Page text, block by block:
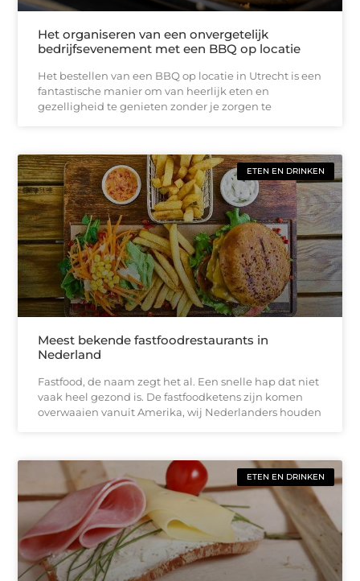
Het organiseren van een onvergetelijk
bedrijfsevenement met een BBQ op locatie
Het bestellen van een BBQ op locatie in Utrecht is een
fantastische manier om van heerlijk eten en
gezelligheid te genieten zonder je zorgen te
ETEN EN DRINKEN
Meest bekende fastfoodrestaurants in
Nederland
Fastfood, de naam zegt het al. Een snelle hap dat niet
vaak heel gezond is. De fastfoodketens zijn komen
overwaaien vanuit Amerika, wij Nederlanders houden
ETEN EN DRINKEN